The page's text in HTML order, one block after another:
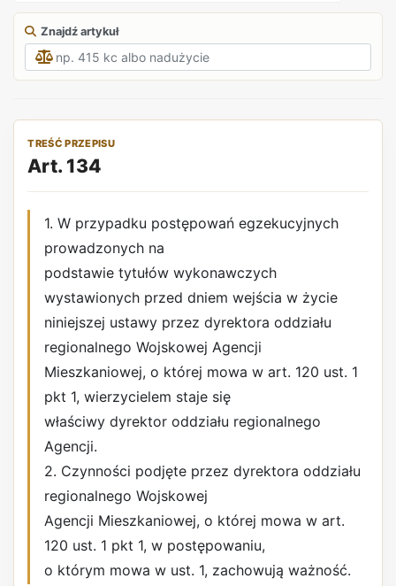
Znajdź artykuł
TREŚĆ PRZEPISU
Art. 134
1. W przypadku postępowań egzekucyjnych
prowadzonych na
podstawie tytułów wykonawczych
wystawionych przed dniem wejścia w życie
niniejszej ustawy przez dyrektora oddziału
regionalnego Wojskowej Agencji
Mieszkaniowej, o której mowa w art. 120 ust. 1
pkt 1, wierzycielem staje się
właściwy dyrektor oddziału regionalnego
Agencji.
2. Czynności podjęte przez dyrektora oddziału
regionalnego Wojskowej
Agencji Mieszkaniowej, o której mowa w art.
120 ust. 1 pkt 1, w postępowaniu,
o którym mowa w ust. 1, zachowują ważność.